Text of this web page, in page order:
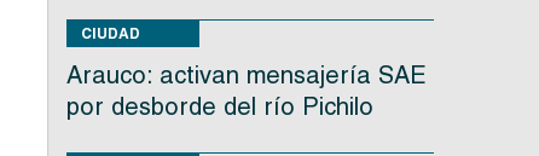
CIUDAD
Arauco: activan mensajería SAE
por desborde del río Pichilo